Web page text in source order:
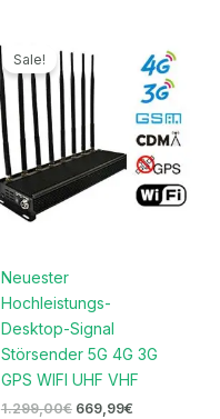
Sale!
Neuester
Hochleistungs-
Desktop-Signal
Störsender 5G 4G 3G
GPS WIFI UHF VHF
1.299,00€
Preis
war:
1.299,00€
669,99€
Preis
ist:
669,99€.